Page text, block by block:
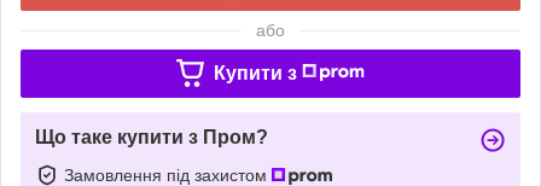
або
Купити з
Що таке купити з Пром?
Замовлення під захистом